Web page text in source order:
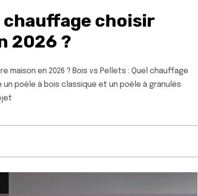
chauffage choisir
2026 ?
maison en 2026 ? Bois vs Pellets : Quel chauffage
un poêle à bois classique et un poêle à granulés